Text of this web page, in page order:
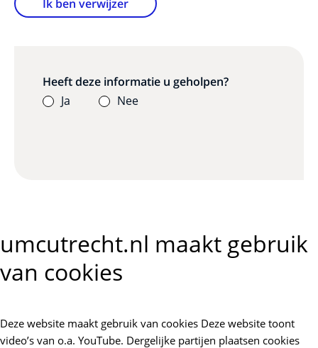
Ik ben verwijzer
Heeft deze informatie u geholpen?
Ja
Nee
umcutrecht.nl maakt gebruik
van cookies
Deze website maakt gebruik van cookies Deze website toont
video’s van o.a. YouTube. Dergelijke partijen plaatsen cookies